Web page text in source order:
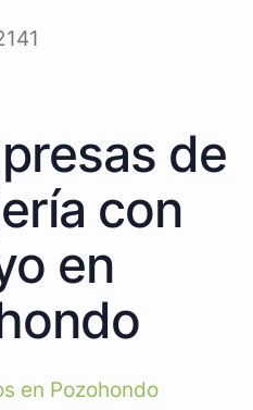
de
con
en
en Pozohondo